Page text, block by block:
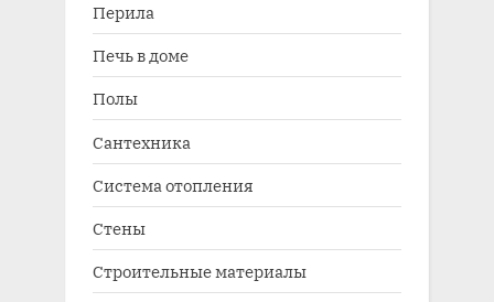
Перила
Печь в доме
Полы
Сантехника
Система отопления
Стены
Строительные материалы